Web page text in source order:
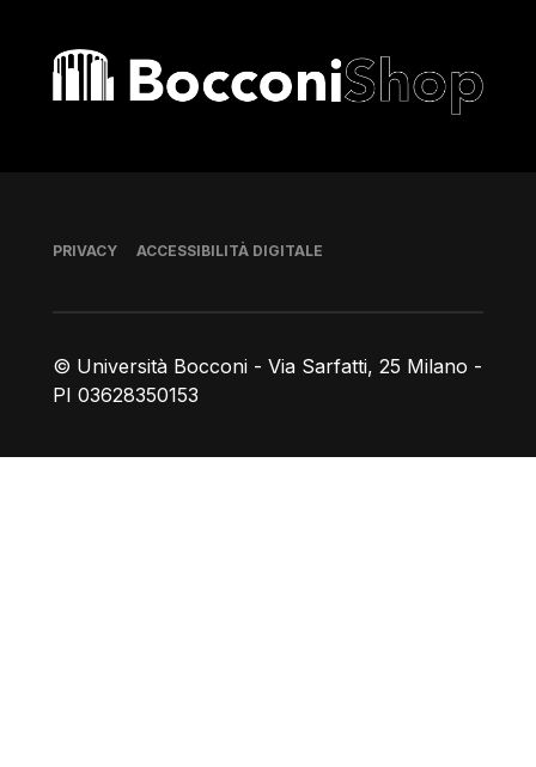
Bocconi shop
© Università Bocconi - Via Sarfatti, 25 Milano -
PI 03628350153
Piè di pagina
PRIVACY ACCESSIBILITÀ DIGITALE